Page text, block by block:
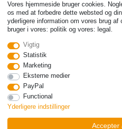
© Copyright 2026 | Alle rettigheder
VAT Basic prices see article detail | * Applies
Withdraw from contract here
Vores hjemmeside bruger cookies.
os med at forbedre dette websted og
yderligere information om vores brug af
bruger i vores: politik og vores: legal.
Vigtig
Statistik
Marketing
Eksterne medier
PayPal
Functional
Yderligere indstillinger
Accepter